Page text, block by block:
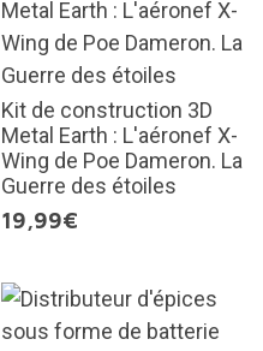
Kit de construction 3D
Metal Earth : L'aéronef X-
Wing de Poe Dameron. La
Guerre des étoiles
19,99€